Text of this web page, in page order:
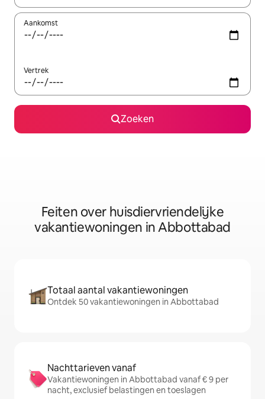
Aankomst
Vertrek
Zoeken
Feiten over huisdiervriendelijke
vakantiewoningen in Abbottabad
Totaal aantal vakantiewoningen
Ontdek 50 vakantiewoningen in Abbottabad
Nachttarieven vanaf
Vakantiewoningen in Abbottabad vanaf € 9 per
nacht, exclusief belastingen en toeslagen